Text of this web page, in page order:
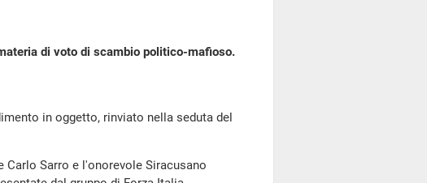
di voto di scambio politico-mafioso.
in oggetto, rinviato nella seduta del
Carlo Sarro e l'onorevole Siracusano